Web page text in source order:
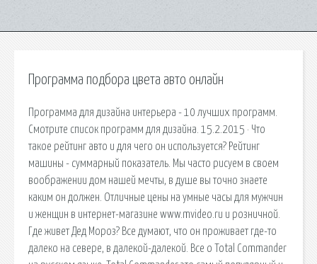
Программа подбора цвета авто онлайн
Программа для дизайна интерьера - 10 лучших программ.
Смотрите список программ для дизайна. 15.2.2015 · Что
такое рейтинг авто и для чего он используется? Рейтинг
машины - суммарный показатель. Мы часто рисуем в своем
воображении дом нашей мечты, в душе вы точно знаете
каким он должен. Отличные цены на умные часы для мужчин
и женщин в интернет-магазине www.mvideo.ru и розничной.
Где живет Дед Мороз? Все думают, что он проживает где-то
далеко на севере, в далекой-далекой. Все о Total Commander